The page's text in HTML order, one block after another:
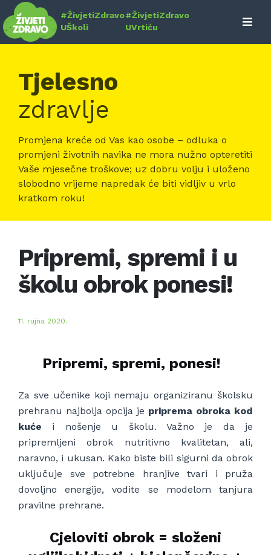
Skip
to
content
#ŽivjetiZdravo
UŠkoli
#ŽivjetiZdravo
UVrtiću
Tjelesno
zdravlje
Promjena kreće od Vas kao osobe – odluka o
promjeni životnih navika ne mora nužno opteretiti
Vaše mjesečne troškove; uz dobru volju i uloženo
slobodno vrijeme napredak će biti vidljiv u vrlo
kratkom roku!
Pripremi, spremi i u
školu obrok ponesi!
11. rujna 2020.
Pripremi, spremi, ponesi!
Za sve učenike koji nemaju organiziranu školsku
prehranu najbolja opcija je priprema obroka kod
kuće i nošenje u školu. Važno je da je
pripremljeni obrok nutritivno kvalitetan, ali,
naravno, i ukusan. Kako biste bili sigurni da obrok
uključuje sve potrebne hranjive tvari i pruža
dovoljno energije, vodite se modelom tanjura
pravilne prehrane.
Cjeloviti obrok = složeni